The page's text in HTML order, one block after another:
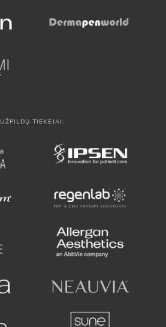
UŽPILDŲ TIEKĖJAI: